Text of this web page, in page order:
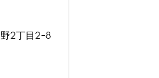
2丁目2-8